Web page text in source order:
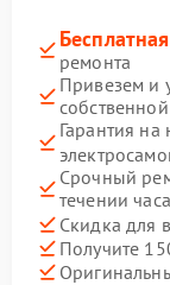
ремонта
Привезем и
Гарантия
Срочный
течении часа
Скидка для
Получите